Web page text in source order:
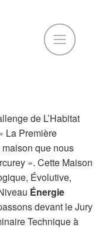
de L’Habitat
La Première
que nous
». Cette Maison
Évolutive,
Énergie
devant le Jury
Technique à